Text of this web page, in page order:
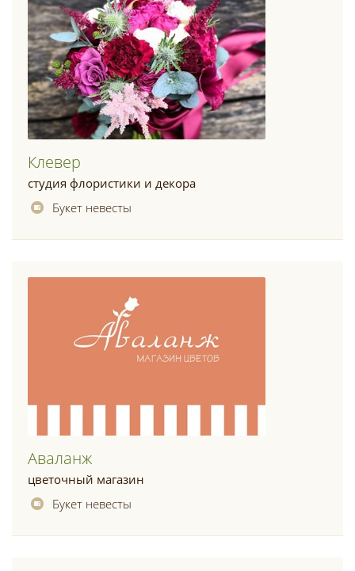
Клевер
студия флористики и декора
Букет невесты
Аваланж
цветочный магазин
Букет невесты